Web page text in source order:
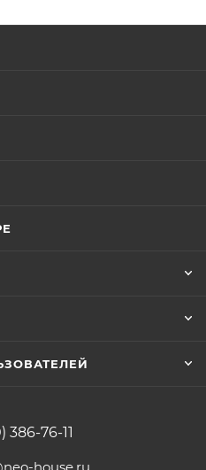
386-76-11